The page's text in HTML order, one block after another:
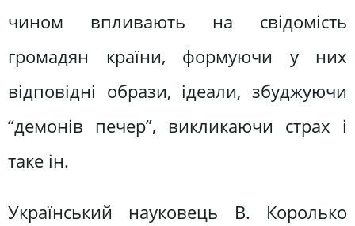
чином впливають на свідомість
громадян країни, формуючи у них
відповідні образи, ідеали, збуджуючи
“демонів печер”, викликаючи страх і
таке ін.
Український науковець В. Королько